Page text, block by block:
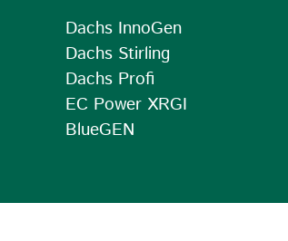
Dachs InnoGen
Dachs Stirling
Dachs Profi
EC Power XRGI
BlueGEN